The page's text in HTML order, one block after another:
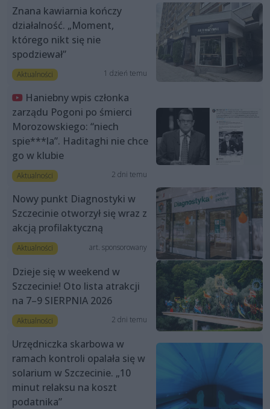
Znana kawiarnia kończy
działalność. „Moment,
którego nikt się nie
spodziewał”
Aktualności 1 dzień temu
Haniebny wpis członka
zarządu Pogoni po śmierci
Morozowskiego: “niech
spie***la”. Haditaghi nie chce
go w klubie
Aktualności 2 dni temu
Nowy punkt Diagnostyki w
Szczecinie otworzył się wraz z
akcją profilaktyczną
Aktualności art. sponsorowany
Dzieje się w weekend w
Szczecinie! Oto lista atrakcji
na 7–9 SIERPNIA 2026
Aktualności 2 dni temu
Urzędniczka skarbowa w
ramach kontroli opalała się w
solarium w Szczecinie. „10
minut relaksu na koszt
podatnika”